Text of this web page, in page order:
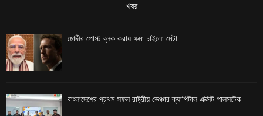
খবর
মোদীর পোস্ট ব্লক করায় ক্ষমা চাইলো মেটা
বাংলাদেশের প্রথম সফল রাষ্ট্রীয় ভেঞ্চার ক্যাপিটাল এক্সিট পালসটেক